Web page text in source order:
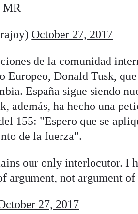
MR
October 27, 2017
de la comunidad
Europeo, Donald Tusk,
España sigue siendo
además, ha hecho una
155: "Espero que se
de la fuerza".
our only interlocutor. I
argument, not argument of
27, 2017